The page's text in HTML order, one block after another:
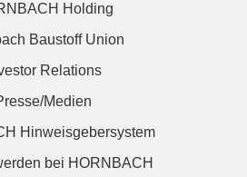
Holding
Baustoff Union
Relations
Medien
Hinweisgebersystem
bei HORNBACH